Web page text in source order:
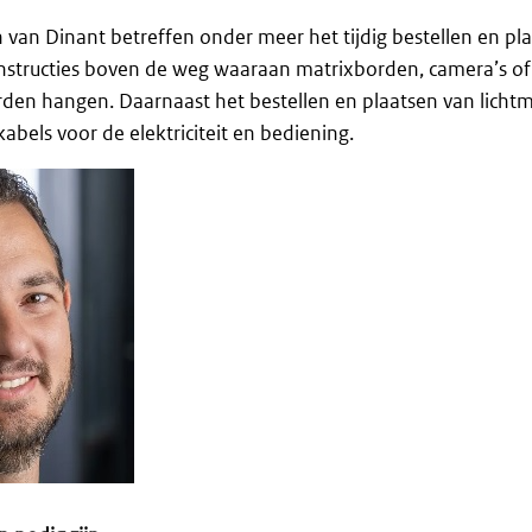
van Dinant betreffen onder meer het tijdig bestellen en
boven de weg waaraan matrixborden, camera’s of
hangen. Daarnaast het bestellen en plaatsen van
voor de elektriciteit en bediening.